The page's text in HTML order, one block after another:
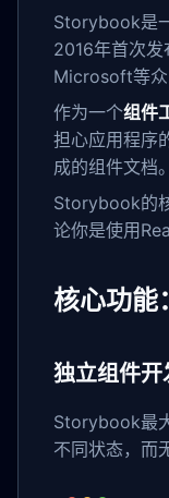
Storybook是
2016年首次
Microsoft等众
作为一个组件
担心应用程序
成的组件文档。
Storybook的
论你是使用
核心功
独立组件开
Storybook最
不同状态，而